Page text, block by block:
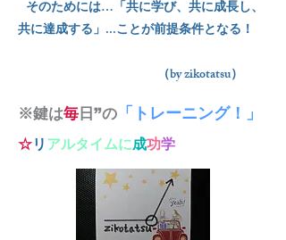
そのためには…「共に学び、共に成長し、
共に達成する」...ことが前提条件となる！
（by zikotatsu）
※鍵は毎 日”の 「トレーニング！」
☆リ アルタイムに成功学